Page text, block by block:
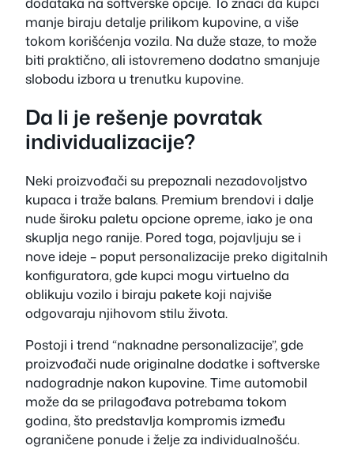
manje biraju detalje prilikom kupovine, a više
tokom korišćenja vozila. Na duže staze, to može
biti praktično, ali istovremeno dodatno smanjuje
slobodu izbora u trenutku kupovine.
Da li je rešenje povratak
individualizacije?
Neki proizvođači su prepoznali nezadovoljstvo
kupaca i traže balans. Premium brendovi i dalje
nude široku paletu opcione opreme, iako je ona
skuplja nego ranije. Pored toga, pojavljuju se i
nove ideje – poput personalizacije preko digitalnih
konfiguratora, gde kupci mogu virtuelno da
oblikuju vozilo i biraju pakete koji najviše
odgovaraju njihovom stilu života.
Postoji i trend “naknadne personalizacije”, gde
proizvođači nude originalne dodatke i softverske
nadogradnje nakon kupovine. Time automobil
može da se prilagođava potrebama tokom
godina, što predstavlja kompromis između
ograničene ponude i želje za individualnošću.